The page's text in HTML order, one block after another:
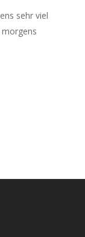
sehr viel